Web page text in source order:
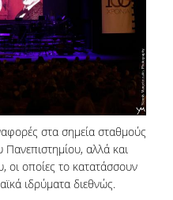
στα σημεία σταθμούς
Πανεπιστημίου, αλλά και
οι οποίες το κατατάσσουν
ιδρύματα διεθνώς.